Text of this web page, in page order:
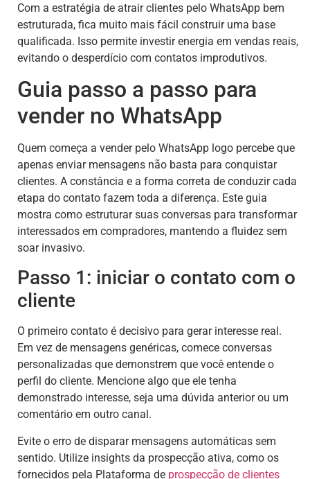
Com a estratégia de atrair clientes pelo WhatsApp bem
estruturada, fica muito mais fácil construir uma base
qualificada. Isso permite investir energia em vendas reais,
evitando o desperdício com contatos improdutivos.
Guia passo a passo para
vender no WhatsApp
Quem começa a vender pelo WhatsApp logo percebe que
apenas enviar mensagens não basta para conquistar
clientes. A constância e a forma correta de conduzir cada
etapa do contato fazem toda a diferença. Este guia
mostra como estruturar suas conversas para transformar
interessados em compradores, mantendo a fluidez sem
soar invasivo.
Passo 1: iniciar o contato com o
cliente
O primeiro contato é decisivo para gerar interesse real.
Em vez de mensagens genéricas, comece conversas
personalizadas que demonstrem que você entende o
perfil do cliente. Mencione algo que ele tenha
demonstrado interesse, seja uma dúvida anterior ou um
comentário em outro canal.
Evite o erro de disparar mensagens automáticas sem
sentido. Utilize insights da prospecção ativa, como os
fornecidos pela Plataforma de prospecção de clientes